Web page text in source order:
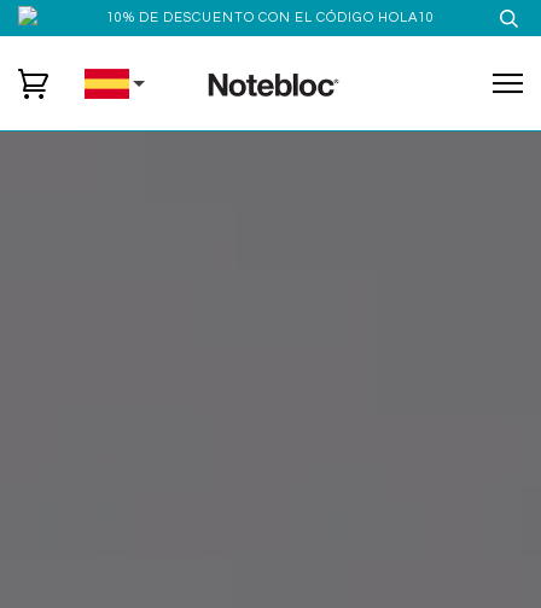
10% DE DESCUENTO CON EL CÓDIGO HOLA10